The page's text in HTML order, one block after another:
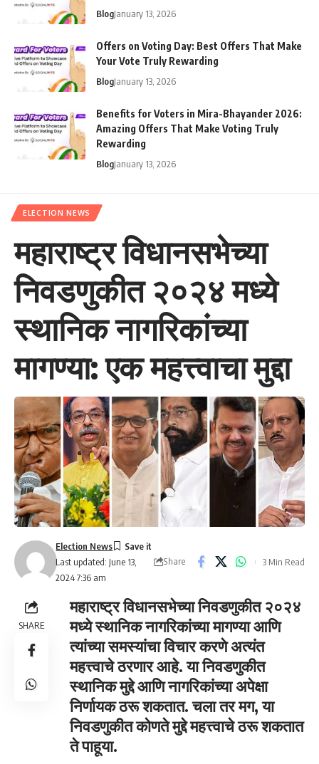
BlogJanuary 13, 2026
Offers on Voting Day: Best Offers That Make
Your Vote Truly Rewarding
BlogJanuary 13, 2026
Benefits for Voters in Mira-Bhayander 2026:
Amazing Offers That Make Voting Truly
Rewarding
BlogJanuary 13, 2026
ELECTION NEWS
महाराष्ट्र विधानसभेच्या
निवडणुकीत २०२४ मध्ये
स्थानिक नागरिकांच्या
मागण्या: एक महत्त्वाचा मुद्दा
Last updated: June 13,
2024 7:36 am
Election News
Share
3 Min Read
SHARE
महाराष्ट्र विधानसभेच्या निवडणुकीत २०२४
मध्ये स्थानिक नागरिकांच्या मागण्या आणि
त्यांच्या समस्यांचा विचार करणे अत्यंत
महत्त्वाचे ठरणार आहे. या निवडणुकीत
स्थानिक मुद्दे आणि नागरिकांच्या अपेक्षा
निर्णायक ठरू शकतात. चला तर मग, या
निवडणुकीत कोणते मुद्दे महत्त्वाचे ठरू शकतात
ते पाहूया.